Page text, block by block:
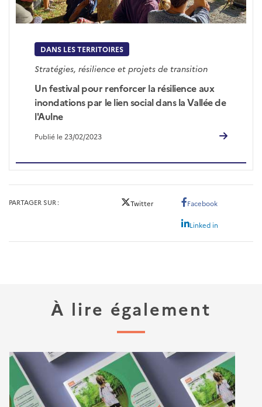
DANS LES TERRITOIRES
Stratégies, résilience et projets de transition
Un festival pour renforcer la résilience aux
inondations par le lien social dans la Vallée de
l'Aulne
Publié le 23/02/2023
PARTAGER SUR Twitter Facebook
Linked in
À lire également